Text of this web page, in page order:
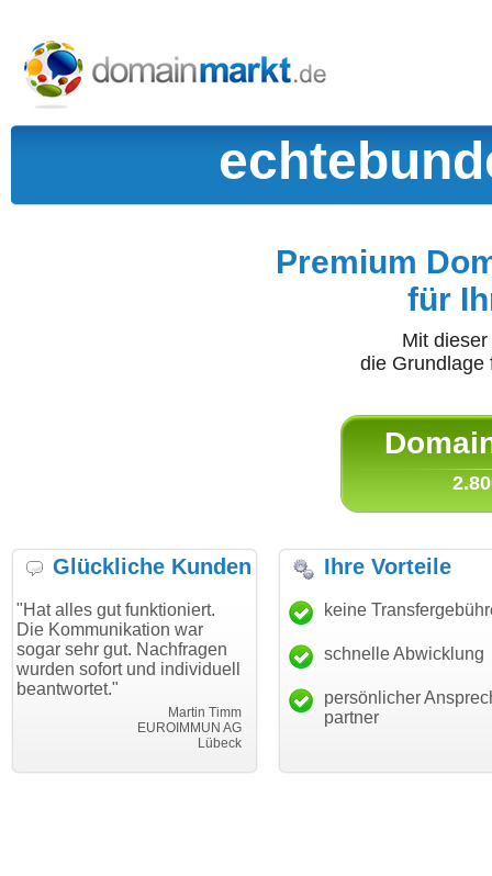
Premium
für
Mit
die
Glückliche Kunden
funktioniert.
war
gut. Nachfragen
und individuell
EUROIMMUN AG
"Danke für den schnellen
Transfer und guten Service!"
Thomas Schäfer
i can eckert communication GmbH
"Ich bin
haben.
mein
Ihre Vorteile
keine
schnelle Abwicklung
persönlicher
partner